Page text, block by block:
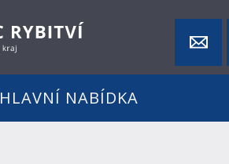
HLAVNÍ NABÍDKA